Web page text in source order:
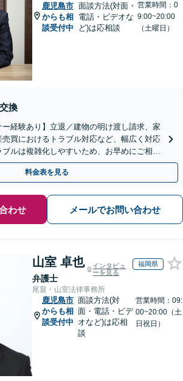
鹿児島市
からも相
談受付中
面談方法(対面・
電話・ビデオな
ど)は応相談
営業時間：0
9:00~20:00
（土曜日）
換
ー経験あり】立退／建物の明け渡し請求、家
買におけるトラブル対応など、幅広く対応
ルは複雑化しやすいため、お早めにご相談
面談可】
料金表を見る
わせ メールでお問い合わせ
山室 卓也
弁護士
インタビュ
ーを見る
福岡県
尾畠・山室法律事務所
鹿児島市
からも相
談受付中
面談方法(対
面・電話・ビデ
オなど)は応相
談
営業時間：09:
00~20:00（土
日祝日）